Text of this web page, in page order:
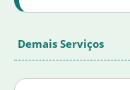
Demais Serviços